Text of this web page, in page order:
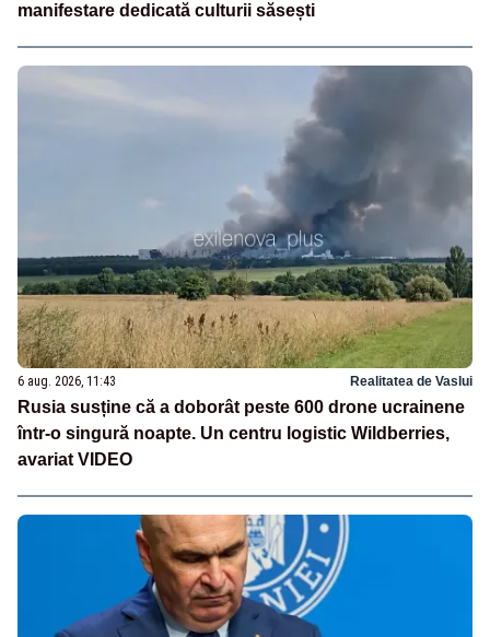
manifestare dedicată culturii săsești
6 aug. 2026, 11:43 Realitatea de Vaslui
Rusia susține că a doborât peste 600 drone ucrainene
într-o singură noapte. Un centru logistic Wildberries,
avariat VIDEO